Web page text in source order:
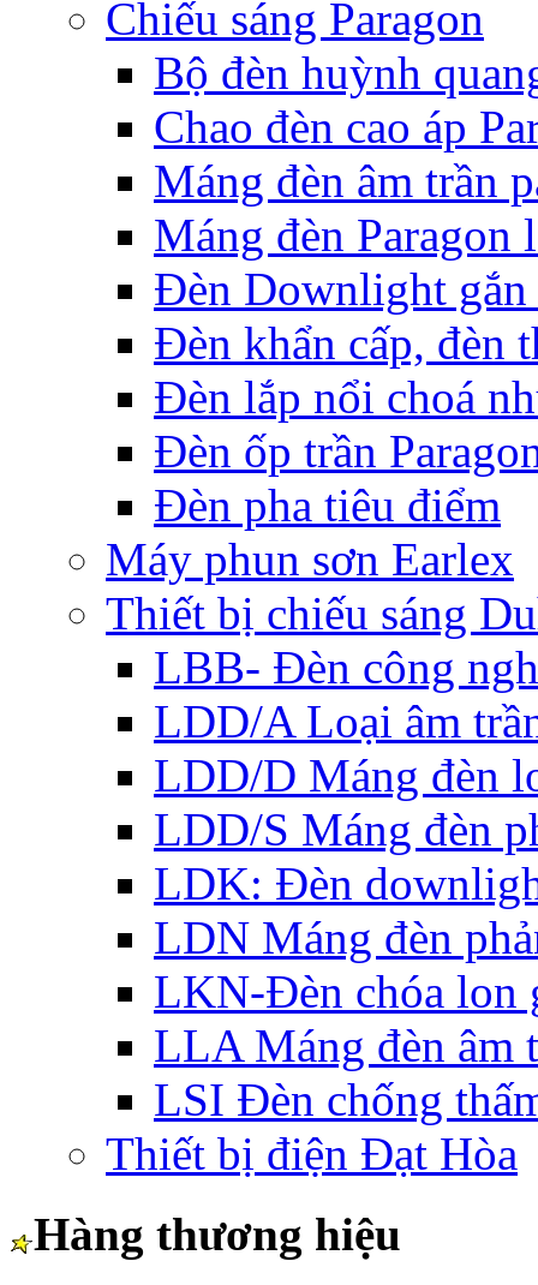
Chiếu sáng Paragon
Bộ đèn huỳnh
Chao đèn cao áp
Máng đèn âm trần
Máng đèn Paragon
Đèn Downlight
Đèn khẩn cấp, đèn
Đèn lắp nổi choá
Đèn ốp trần
Đèn pha tiêu điểm
Máy phun sơn Earlex
Thiết bị chiếu sáng
LBB- Đèn công
LDD/A Loại âm
LDD/D Máng đèn
LDD/S Máng đèn
LDK: Đèn
LDN Máng đèn
LKN-Đèn chóa lon
LLA Máng đèn âm
LSI Đèn chống
Thiết bị điện Đạt Hòa
Hàng thương hiệu